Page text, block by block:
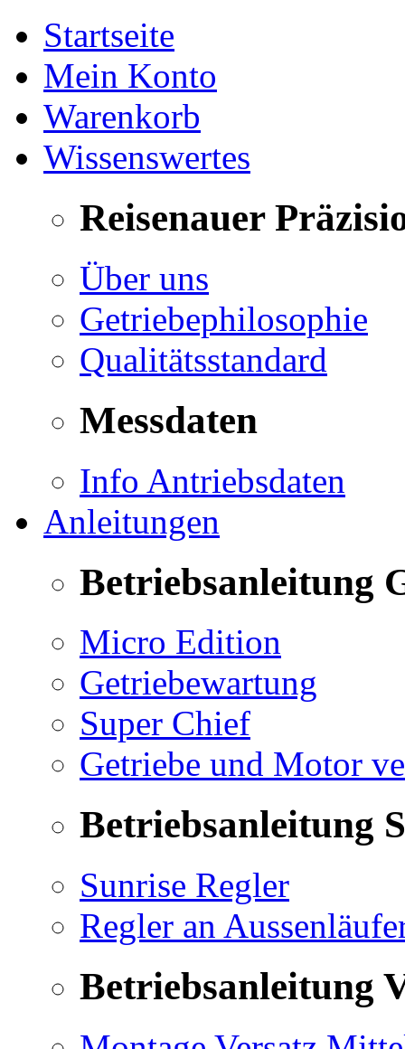
Startseite
Mein Konto
Warenkorb
Wissenswertes
Reisenauer
Über uns
Getriebephilosophie
Qualitätsstandard
Messdaten
Info Antriebsdaten
Anleitungen
Betriebsanleitung
Micro Edition
Getriebewartung
Super Chief
Getriebe und Motor
Betriebsanleitung
Sunrise Regler
Regler an
Betriebsanleitung